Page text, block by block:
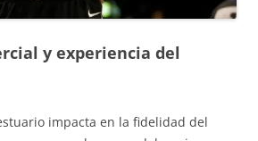
y experiencia del
impacta en la fidelidad del